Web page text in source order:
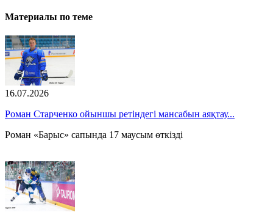
Материалы по теме
16.07.2026
Роман Старченко ойыншы ретіндегі мансабын аяқтау...
Роман «Барыс» сапында 17 маусым өткізді